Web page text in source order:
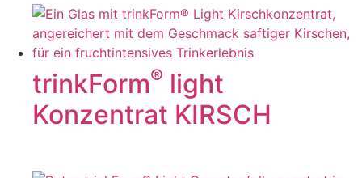
trinkForm® light
Konzentrat KIRSCH